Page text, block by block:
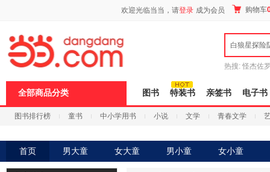
欢迎光临当当，请登录 成为会员 购物车
白狼星探险
热搜: 怪杰佐
全部商品分类 图书 特装书 亲签书 电子书
图书排行榜 童书 中小学用书 小说 文学 青春文学
首页 男大童 女大童 男小童 女小童
页
浪